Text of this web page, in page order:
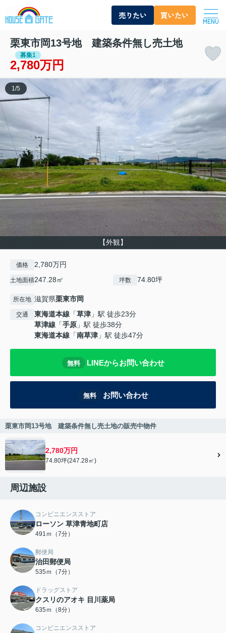
売りたい 買いたい
MENU
栗東市岡13号地 建築条件無し売土地
募集1
2,780万円
【外観】
1 /5
価格 2,780万円
土地面積247.28㎡ 坪数 74.80坪
所在地 滋賀県栗東市岡
交通 東海道本線 「草津 」駅 徒歩23分
草津線 「手原 」駅 徒歩38分
東海道本線 「南草津 」駅 徒歩47分
無料 LINEからお問い合わせ
無料 お問い合わせ
栗東市岡13号地 建築条件無し売土地の販売中物件
2,780万円
74.80坪(247.28㎡)
周辺施設
コンビニエンスストア
ローソン 草津青地町店
491ｍ（7分）
郵便局
治田郵便局
535ｍ（7分）
ドラッグストア
クスリのアオキ 目川薬局
635ｍ（8分）
コンビニエンスストア